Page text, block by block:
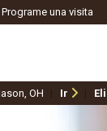
Programe una visita
OH Ir